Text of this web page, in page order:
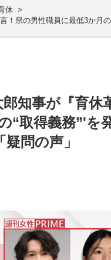
休
！県の男性職員に最低3か月
知事が『育休
“取得義務”'を
問の声」